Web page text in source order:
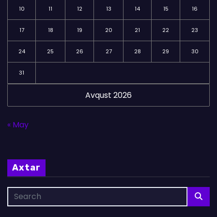
Avqust 2026
10 11 12 13 14 15 16
17 18 19 20 21 22 23
24 25 26 27 28 29 30
31
« May
Axtar